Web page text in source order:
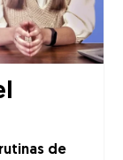
de